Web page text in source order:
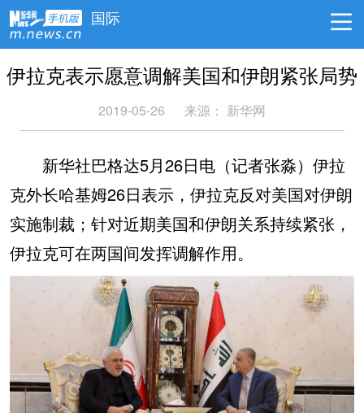
国际
伊拉克表示愿意调解美国和伊朗紧张局势
2019-05-26 来源： 新华网
新华社巴格达5月26日电（记者张淼）伊拉
克外长哈基姆26日表示，伊拉克反对美国对伊朗
实施制裁；针对近期美国和伊朗关系持续紧张，
伊拉克可在两国间发挥调解作用。